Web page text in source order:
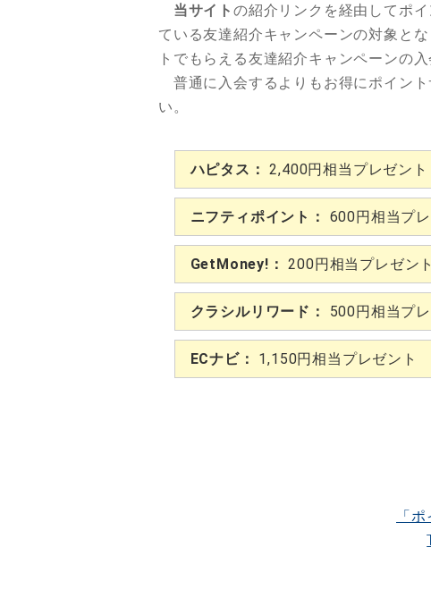
当サイトの紹介リンクを経由してポ
ている友達紹介キャンペーンの対象と
トでもらえる友達紹介キャンペーンの
普通に入会するよりもお得にポイン
い。
ハピタス： 2,400円相当プレゼント
ニフティポイント： 600円相当プ
GetMoney!： 200円相当プレゼント
クラシルリワード： 500円相当プ
ECナビ： 1,150円相当プレゼント
「